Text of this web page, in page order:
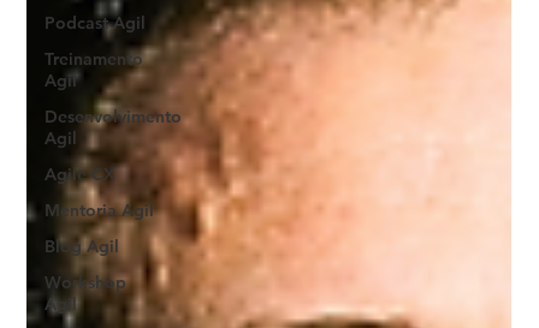
Podcast Agil
Treinamento
Agil
Desenvolvimento
Agil
Agile CX
Mentoria Agil
Blog Agil
Workshop
Agil